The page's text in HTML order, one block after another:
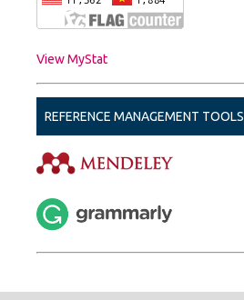
View MyStat
REFERENCE MANAGEMENT TOOLS